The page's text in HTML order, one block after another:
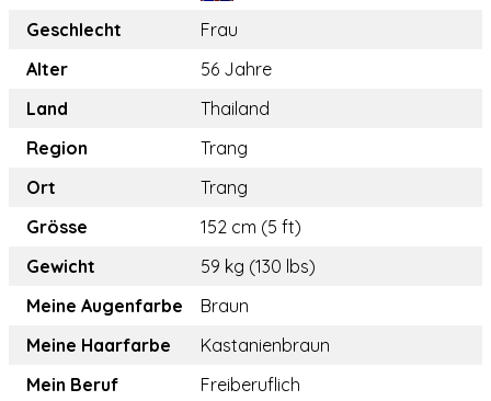
Geschlecht
Frau
Alter
56 Jahre
Land
Thailand
Region
Trang
Ort
Trang
Grösse
152 cm (5 ft)
Gewicht
59 kg (130 lbs)
Meine Augenfarbe
Braun
Meine Haarfarbe
Kastanienbraun
Mein Beruf
Freiberuflich